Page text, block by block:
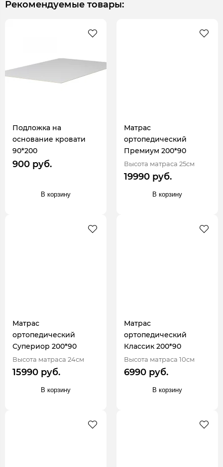
Рекомендуемые товары:
Подложка на
основание кровати
90*200
900 руб.
В корзину
Матрас
ортопедический
Премиум 200*90
Высота матраса 25см
19990 руб.
В корзину
Матрас
ортопедический
Супериор 200*90
Высота матраса 24см
15990 руб.
В корзину
Матрас
ортопедический
Классик 200*90
Высота матраса 10см
6990 руб.
В корзину